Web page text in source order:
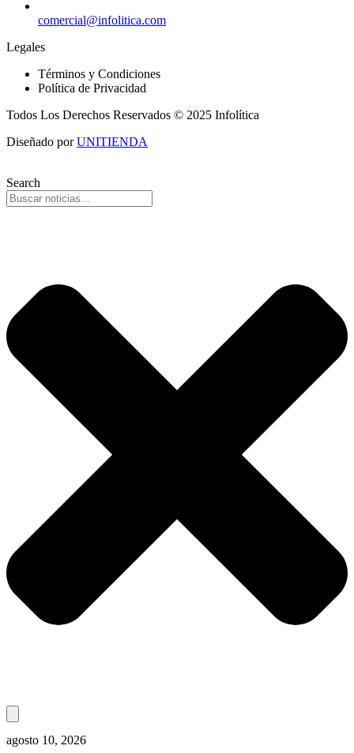
comercial@infolitica.com
Legales
Términos y Condiciones
Política de Privacidad
Todos Los Derechos Reservados © 2025 Infolítica
Diseñado porUNITIENDA
Search
agosto 10, 2026